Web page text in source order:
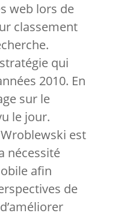
web lors de
classement
qui
2010. En
sur le
le jour.
est
nécessité
afin
de